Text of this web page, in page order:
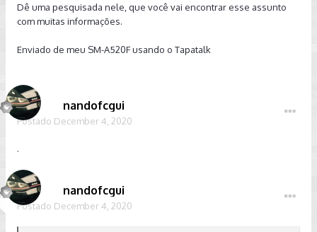
Dê uma pesquisada nele, que você vai encontrar esse assunto
com muitas informações.
Enviado de meu SM-A520F usando o Tapatalk
nandofcgui
Postado December 4, 2020
.
nandofcgui
Postado December 4, 2020